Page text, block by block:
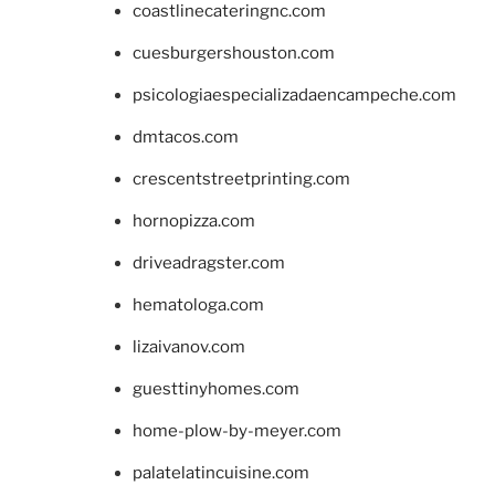
coastlinecateringnc.com
cuesburgershouston.com
psicologiaespecializadaencampeche.com
dmtacos.com
crescentstreetprinting.com
hornopizza.com
driveadragster.com
hematologa.com
lizaivanov.com
guesttinyhomes.com
home-plow-by-meyer.com
palatelatincuisine.com